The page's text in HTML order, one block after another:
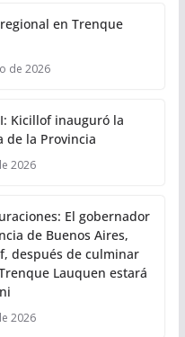
en Trenque
de 2026
Kicillof inauguró la
de la Provincia
2026
El gobernador
de Buenos Aires,
después de culminar
Lauquen estará
2026